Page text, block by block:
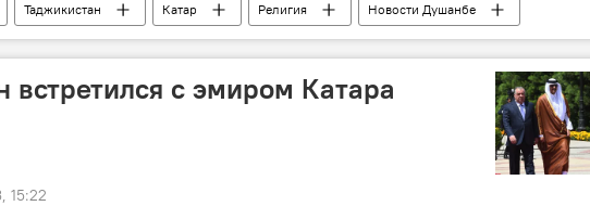
Таджикистан Катар Религия Новости Душанбе
встретился с эмиром Катара
15:22